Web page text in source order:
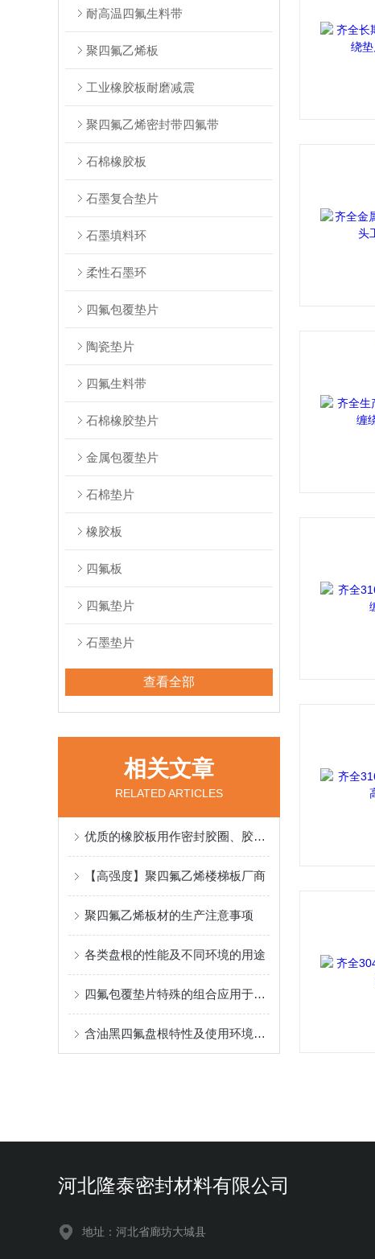
耐高温四氟生料带
聚四氟乙烯板
工业橡胶板耐磨减震
聚四氟乙烯密封带四氟带
石棉橡胶板
石墨复合垫片
石墨填料环
柔性石墨环
四氟包覆垫片
陶瓷垫片
四氟生料带
石棉橡胶垫片
金属包覆垫片
石棉垫片
橡胶板
四氟板
四氟垫片
石墨垫片
查看全部
相关文章
RELATED ARTICLES
优质的橡胶板用作密封胶圈、胶垫、门窗封条和铺设工作台及地板
【高强度】聚四氟乙烯楼梯板厂商
聚四氟乙烯板材的生产注意事项
各类盘根的性能及不同环境的用途
四氟包覆垫片特殊的组合应用于食品及医药等行业那些不允许被污染的场合
含油黑四氟盘根特性及使用环境介绍
河北隆泰密封材料有限公司
地址：河北省廊坊大城县